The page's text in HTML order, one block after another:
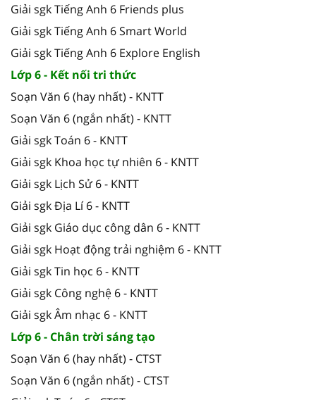
Giải sgk Tiếng Anh 6 Friends plus
Giải sgk Tiếng Anh 6 Smart World
Giải sgk Tiếng Anh 6 Explore English
Lớp 6 - Kết nối tri thức
Soạn Văn 6 (hay nhất) - KNTT
Soạn Văn 6 (ngắn nhất) - KNTT
Giải sgk Toán 6 - KNTT
Giải sgk Khoa học tự nhiên 6 - KNTT
Giải sgk Lịch Sử 6 - KNTT
Giải sgk Địa Lí 6 - KNTT
Giải sgk Giáo dục công dân 6 - KNTT
Giải sgk Hoạt động trải nghiệm 6 - KNTT
Giải sgk Tin học 6 - KNTT
Giải sgk Công nghệ 6 - KNTT
Giải sgk Âm nhạc 6 - KNTT
Lớp 6 - Chân trời sáng tạo
Soạn Văn 6 (hay nhất) - CTST
Soạn Văn 6 (ngắn nhất) - CTST